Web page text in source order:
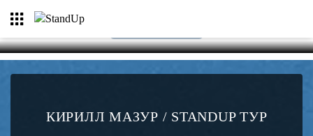
КИРИЛЛ МАЗУР / STANDUP ТУР